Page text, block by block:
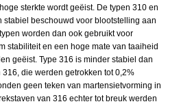
sterkte wordt geëist. De typen 310 en
stabiel beschouwd voor blootstelling aan
worden dan ook gebruikt voor
stabiliteit en een hoge mate van taaiheid
geëist. Type 316 is minder stabiel dan
die werden getrokken tot 0,2%
geen teken van martensietvorming in
van 316 echter tot breuk werden